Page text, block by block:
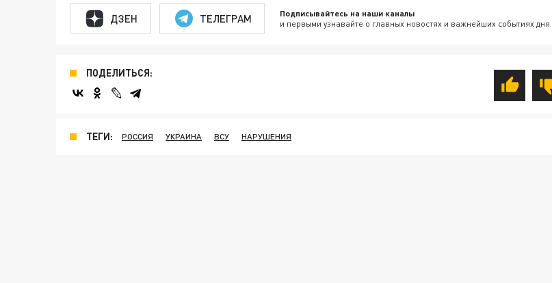
ДЗЕН ТЕЛЕГРАМ Подписывайтесь на наши каналы
и первыми узнавайте о главных новостях и важнейших событиях дня.
ПОДЕЛИТЬСЯ:
ТЕГИ: РОССИЯ УКРАИНА ВСУ НАРУШЕНИЯ